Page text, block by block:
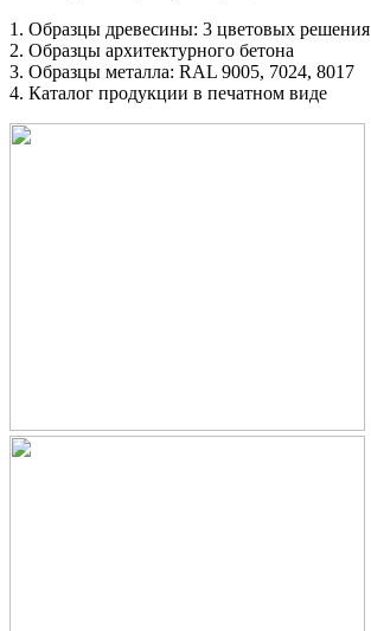
1. Образцы древесины: 3 цветовых решения
2. Образцы архитектурного бетона
3. Образцы металла: RAL 9005, 7024, 8017
4. Каталог продукции в печатном виде